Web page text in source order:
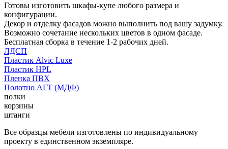
Готовы изготовить шкафы-купе любого размера и
конфигурации.
Декор и отделку фасадов можно выполнить под вашу задумку.
Возможно сочетание нескольких цветов в одном фасаде.
Бесплатная сборка в течение 1-2 рабочих дней.
ЛДСП
Пластик Alvic Luxe
Пластик HPL
Пленка ПВХ
Полотно АГТ (МДФ)
полки
корзины
штанги
Все образцы мебели изготовлены по индивидуальному
проекту в единственном экземпляре.